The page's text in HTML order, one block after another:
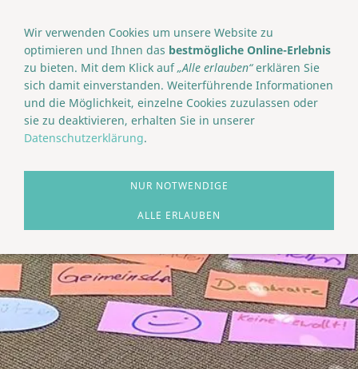
Wir verwenden Cookies um unsere Website zu
optimieren und Ihnen das bestmögliche Online-Erlebnis
zu bieten. Mit dem Klick auf„Alle erlauben“erklären Sie
sich damit einverstanden. Weiterführende Informationen
und die Möglichkeit, einzelne Cookies zuzulassen oder
sie zu deaktivieren, erhalten Sie in unserer
Datenschutzerklärung.
NUR NOTWENDIGE
ALLE ERLAUBEN